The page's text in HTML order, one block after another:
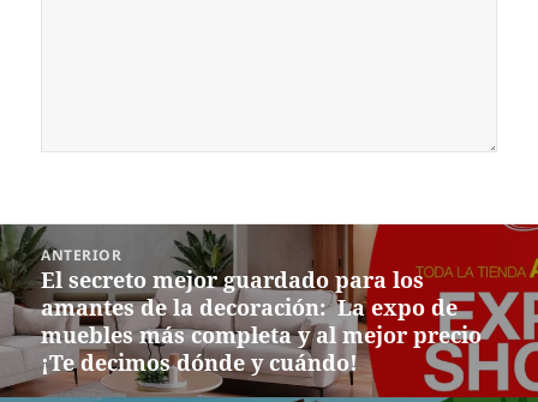
Navegación
de
entradas
ANTERIOR
Entrada
anterior:
El secreto mejor guardado para los
amantes de la decoración: La expo de
muebles más completa y al mejor precio
¡Te decimos dónde y cuándo!